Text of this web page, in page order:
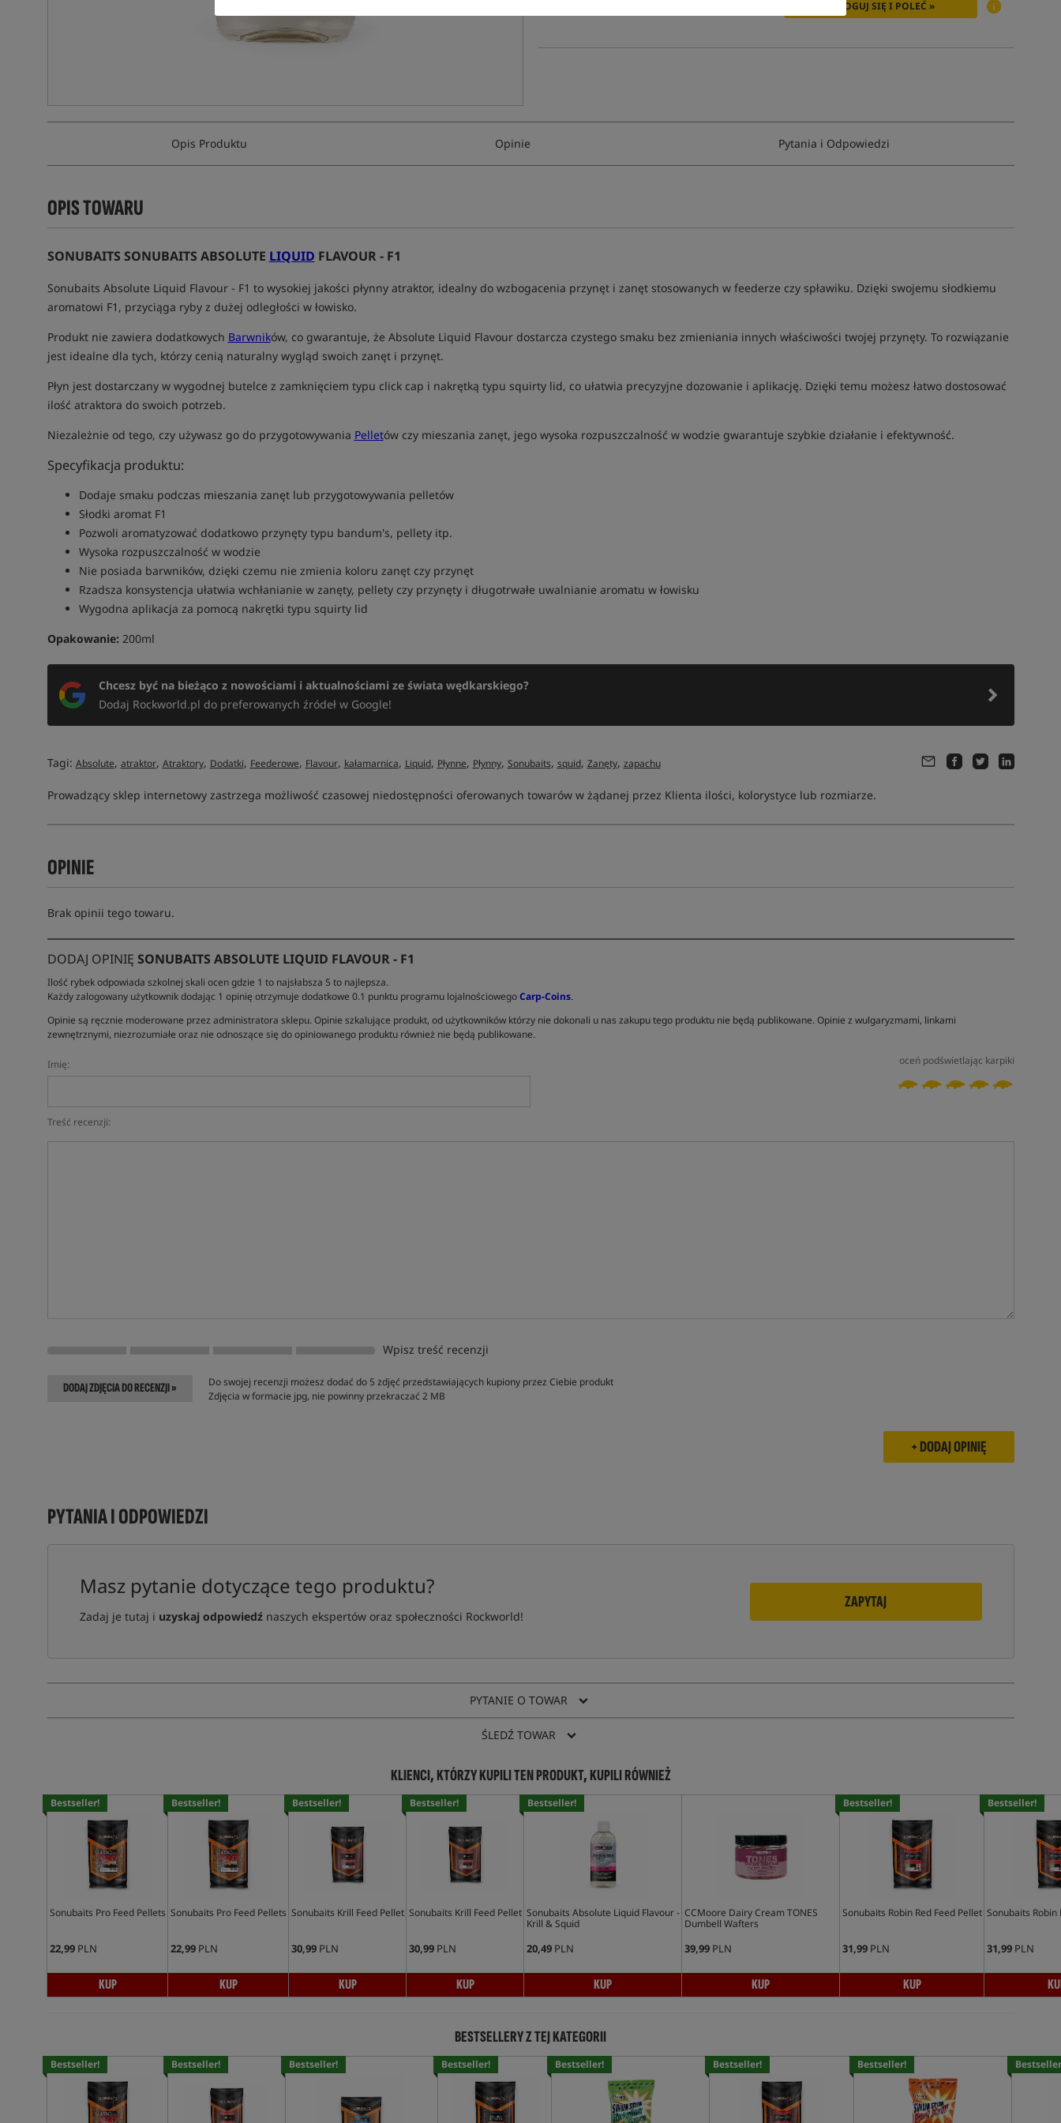
Tym produktem interesuje się:7 osób
ZALOGUJ SIĘ I POLEĆ »
Opis Produktu Opinie Pytania i Odpowiedzi
OPIS TOWARU
SONUBAITS SONUBAITS ABSOLUTE LIQUID FLAVOUR - F1
Sonubaits Absolute Liquid Flavour - F1 to wysokiej jakości płynny atraktor, idealny do wzbogacenia przynęt i zanęt stosowanych w feederze czy spławiku. Dzięki swojemu słodkiemu
aromatowi F1, przyciąga ryby z dużej odległości w łowisko.
Produkt nie zawiera dodatkowych Barwników, co gwarantuje, że Absolute Liquid Flavour dostarcza czystego smaku bez zmieniania innych właściwości twojej przynęty. To rozwiązanie
jest idealne dla tych, którzy cenią naturalny wygląd swoich zanęt i przynęt.
Płyn jest dostarczany w wygodnej butelce z zamknięciem typu click cap i nakrętką typu squirty lid, co ułatwia precyzyjne dozowanie i aplikację. Dzięki temu możesz łatwo dostosować
ilość atraktora do swoich potrzeb.
Niezależnie od tego, czy używasz go do przygotowywania Pelletów czy mieszania zanęt, jego wysoka rozpuszczalność w wodzie gwarantuje szybkie działanie i efektywność.
Specyfikacja produktu:
Dodaje smaku podczas mieszania zanęt lub przygotowywania pelletów
Słodki aromat F1
Pozwoli aromatyzować dodatkowo przynęty typu bandum's, pellety itp.
Wysoka rozpuszczalność w wodzie
Nie posiada barwników, dzięki czemu nie zmienia koloru zanęt czy przynęt
Rzadsza konsystencja ułatwia wchłanianie w zanęty, pellety czy przynęty i długotrwałe uwalnianie aromatu w łowisku
Wygodna aplikacja za pomocą nakrętki typu squirty lid
Opakowanie: 200ml
Chcesz być na bieżąco z nowościami i aktualnościami ze świata wędkarskiego?
Dodaj Rockworld.pl do preferowanych źródeł w Google!
Tagi: Absolute, atraktor, Atraktory, Dodatki, Feederowe, Flavour, kałamarnica, Liquid, Płynne, Płynny, Sonubaits, squid, Zanęty, zapachu
Prowadzący sklep internetowy zastrzega możliwość czasowej niedostępności oferowanych towarów w żądanej przez Klienta ilości, kolorystyce lub rozmiarze.
OPINIE
Brak opinii tego towaru.
DODAJ OPINIĘ SONUBAITS ABSOLUTE LIQUID FLAVOUR - F1
Ilość rybek odpowiada szkolnej skali ocen gdzie 1 to najsłabsza 5 to najlepsza.
Każdy zalogowany użytkownik dodając 1 opinię otrzymuje dodatkowe 0.1 punktu programu lojalnościowegoCarp-Coins.
Opinie są ręcznie moderowane przez administratora sklepu. Opinie szkalujące produkt, od użytkowników którzy nie dokonali u nas zakupu tego produktu nie będą publikowane. Opinie z wulgaryzmami, linkami
zewnętrznymi, niezrozumiałe oraz nie odnoszące się do opiniowanego produktu również nie będą publikowane.
oceń podświetlając karpiki
Imię:
Treść recenzji:
Wpisz treść recenzji
DODAJ ZDJĘCIA DO RECENZJI »
Do swojej recenzji możesz dodać do 5 zdjęć przedstawiających kupiony przez Ciebie produkt
Zdjęcia w formacie jpg, nie powinny przekraczać 2 MB
PYTANIA I ODPOWIEDZI
Masz pytanie dotyczące tego produktu?
Zadaj je tutaj i uzyskaj odpowiedźnaszych ekspertów oraz społeczności Rockworld!
ZAPYTAJ
PYTANIE O TOWAR
ŚLEDŹ TOWAR
KLIENCI, KTÓRZY KUPILI TEN PRODUKT, KUPILI RÓWNIEŻ
Bestseller!
Sonubaits Pro Feed Pellets
22,99PLN
KUP
Bestseller!
Sonubaits Pro Feed Pellets
22,99PLN
KUP
Bestseller!
Sonubaits Krill Feed Pellet
30,99PLN
KUP
Bestseller!
Sonubaits Krill Feed Pellet
30,99PLN
KUP
Bestseller!
Sonubaits Absolute Liquid Flavour -
Krill & Squid
20,49PLN
KUP
CCMoore Dairy Cream TONES
Dumbell Wafters
39,99PLN
KUP
Bestseller!
Sonubaits Robin Red Feed Pellet
31,99PLN
KUP
Bestseller!
Sonubaits Robin
31,99PLN
BESTSELLERY Z TEJ KATEGORII
Bestseller! Bestseller! Bestseller! Bestseller! Bestseller! Bestseller! Bestseller!